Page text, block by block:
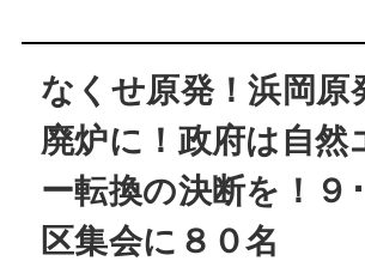
なくせ原発！浜岡原
廃炉に！政府は自然
ー転換の決断を！９
区集会に８０名